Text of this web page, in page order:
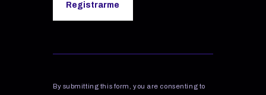
t
By submitting this form, you are consenting to